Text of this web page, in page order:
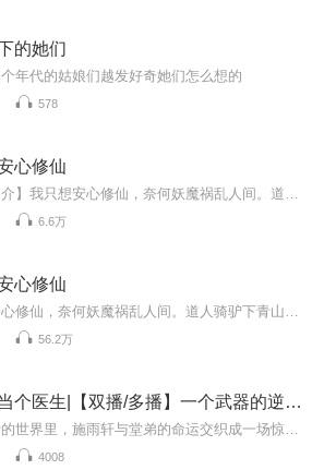
的她们
年代的姑娘们越发好奇她们怎么想的
578
心修仙
6.6万
心修仙
56.2万
我只想当个医生|【双播/多播】一个武器的逆袭之路
4008